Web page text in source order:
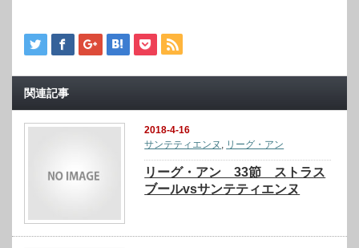
関連記事
2018-4-16
サンテティエンヌ
リーグ・アン
リーグ・アン 33節 ストラス
ブールvsサンテティエンヌ